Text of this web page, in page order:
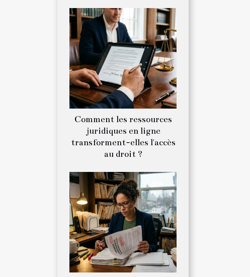
Comment les ressources
juridiques en ligne
transforment-elles l'accès
au droit ?